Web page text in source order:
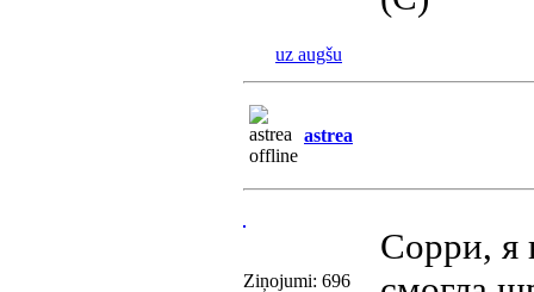
uz augšu
astrea
Ziņojumi: 696
Сорри, я